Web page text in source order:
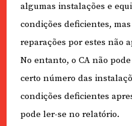
algumas instalações e
condições deficientes,
reparações por estes não
No entanto, o CA não
certo número das
condições deficientes
pode ler-se no relatório.